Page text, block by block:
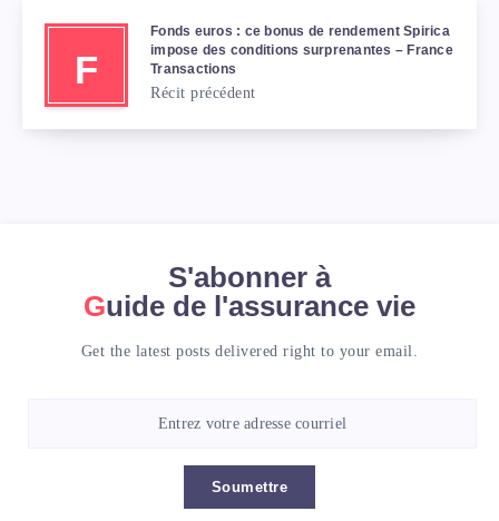
F
Fonds euros : ce bonus de rendement Spirica
impose des conditions surprenantes – France
Transactions
Récit précédent
S'abonner à
Guide de l'assurance vie
Get the latest posts delivered right to your email.
Soumettre